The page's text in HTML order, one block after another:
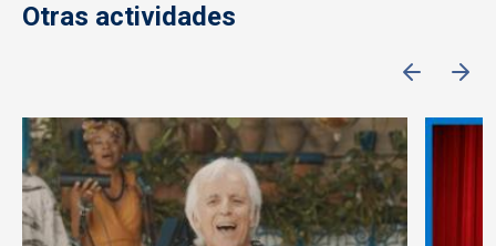
Otras actividades